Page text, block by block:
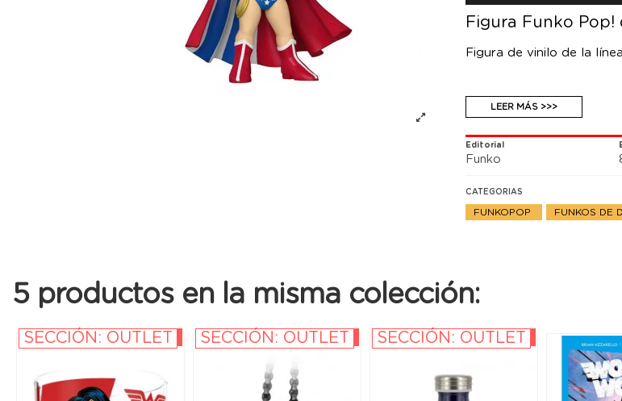
Figura Funko
Figura de vinilo de la
LEER MÁS >>>
Editorial
Funko
CATEGORIAS
FUNKOPOP FUNKOS DE
5 productos en la misma colección:
-20%
SECCIÓN: OUTLET -40%
SECCIÓN: OUTLET -10%
SECCIÓN: OUTLET